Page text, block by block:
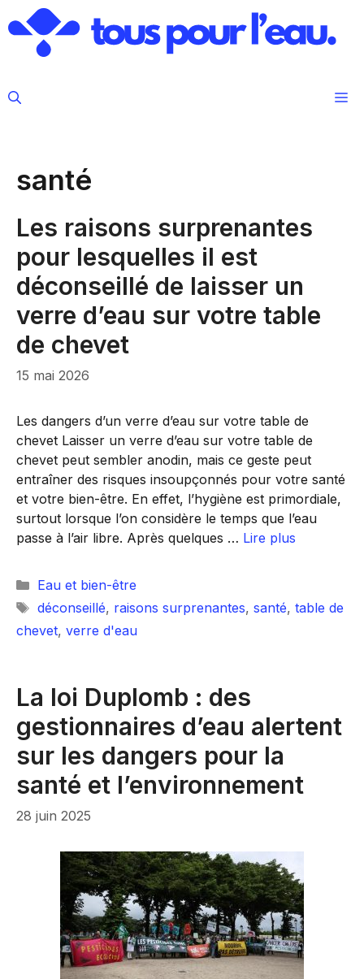
au
contenu
santé
Les raisons surprenantes
pour lesquelles il est
déconseillé de laisser un
verre d’eau sur votre table
de chevet
15 mai 2026
Les dangers d’un verre d’eau sur votre table de
chevet Laisser un verre d’eau sur votre table de
chevet peut sembler anodin, mais ce geste peut
entraîner des risques insoupçonnés pour votre santé
et votre bien-être. En effet, l’hygiène est primordiale,
surtout lorsque l’on considère le temps que l’eau
passe à l’air libre. Après quelques … Lire plus
Catégories
Eau et bien-être
Étiquettes
déconseillé, raisons surprenantes, santé, table de
chevet, verre d'eau
La loi Duplomb : des
gestionnaires d’eau alertent
sur les dangers pour la
santé et l’environnement
28 juin 2025